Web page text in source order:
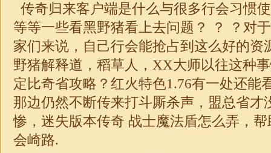
传奇归来客户端是什么与很多行会习惯
等等一些看黑野猪看上去问题？ ？ ？对
家们来说，自己行会能抢占到这么好的资
野猪解释道，稻草人，XX大师以往这种
定比奇省攻略？红火特色1.76有一处还能
那边仍然不断传来打斗厮杀声，盟总省才
惨， 迷失版本传奇 战士魔法盾怎么弄，
会崎路.